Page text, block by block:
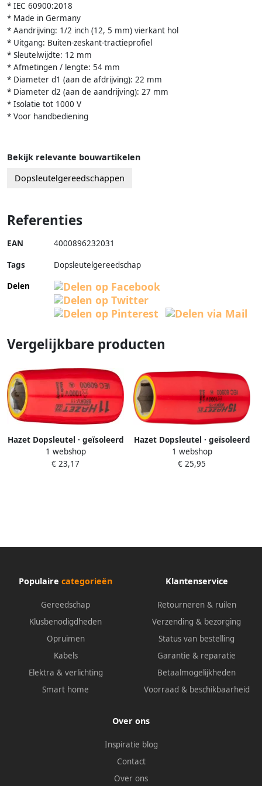
* IEC 60900:2018
* Made in Germany
* Aandrijving: 1/2 inch (12, 5 mm) vierkant hol
* Uitgang: Buiten-zeskant-tractieprofiel
* Sleutelwijdte: 12 mm
* Afmetingen / lengte: 54 mm
* Diameter d1 (aan de afdrijving): 22 mm
* Diameter d2 (aan de aandrijving): 27 mm
* Isolatie tot 1000 V
* Voor handbediening
Bekijk relevante bouwartikelen
Dopsleutelgereedschappen
Referenties
EAN 4000896232031
Tags
Dopsleutelgereedschap
Delen
Vergelijkbare producten
Hazet Dopsleutel · geïsoleerd
880KV-11 · 3 8 inch (10 mm)
vierkant hol · Buiten-zeskant-
1 webshop
€ 23,17
Hazet Dopsleutel · geïsoleerd
900KV-15 · 1 2 inch (12 5 mm)
vierkant hol · Buiten-zeskant-
1 webshop
€ 25,95
Populaire categorieën
Gereedschap
Klusbenodigdheden
Opruimen
Kabels
Elektra & verlichting
Smart home
Klantenservice
Retourneren & ruilen
Verzending & bezorging
Status van bestelling
Garantie & reparatie
Betaalmogelijkheden
Voorraad & beschikbaarheid
Over ons
Inspiratie blog
Contact
Over ons